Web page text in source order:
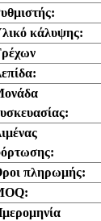
κάλυψης:
πληρωμής: